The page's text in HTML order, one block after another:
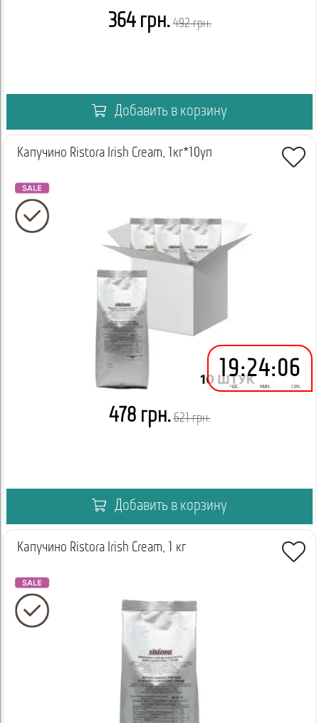
364 грн. 492 грн.
Добавить в корзину
Капучино Ristora Irish Cream, 1кг*10уп
19
час.
:24
мин.
:06
сек.
478 грн. 621 грн.
Добавить в корзину
Капучино Ristora Irish Cream, 1 кг